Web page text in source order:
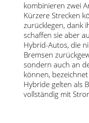
kombinieren zwei
Kürzere Strecken
zurücklegen, dank
schaffen sie aber
Hybrid-Autos, die
Bremsen
sondern auch an
können,
Hybride gelten als
vollständig mit